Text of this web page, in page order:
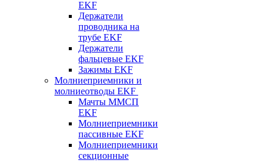
EKF
Держатели
проводника на
трубе EKF
Держатели
фальцевые EKF
Зажимы EKF
Молниеприемники и
молниеотводы EKF
Мачты ММСП
EKF
Молниеприемники
пассивные EKF
Молниеприемники
секционные